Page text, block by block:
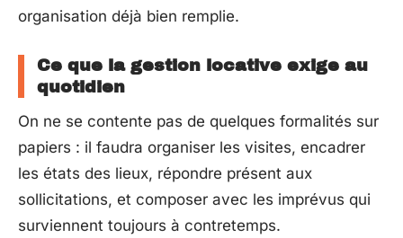
organisation déjà bien remplie.
Ce que la gestion locative exige au
quotidien
On ne se contente pas de quelques formalités sur
papiers : il faudra organiser les visites, encadrer
les états des lieux, répondre présent aux
sollicitations, et composer avec les imprévus qui
surviennent toujours à contretemps.